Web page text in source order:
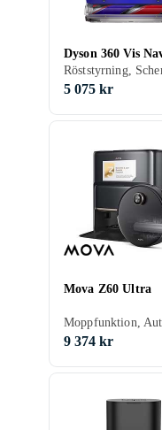
Dyson 360 Vis
5 075 kr
Mova Z60 Ultra
9 374 kr